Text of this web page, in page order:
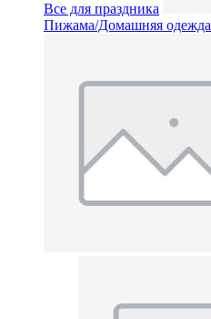
Все для праздника
Пижама/Домашняя одежда